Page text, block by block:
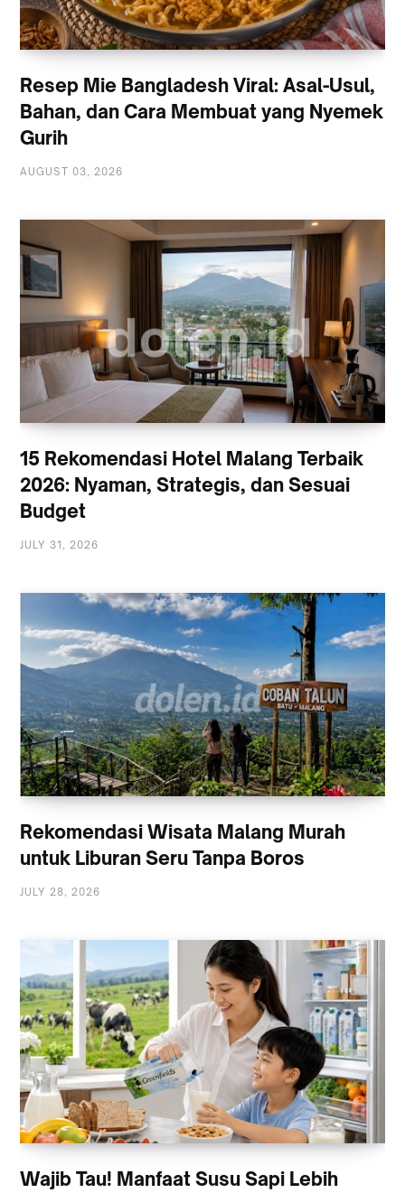
Resep Mie Bangladesh Viral: Asal-Usul,
Bahan, dan Cara Membuat yang Nyemek
Gurih
AUGUST 03, 2026
15 Rekomendasi Hotel Malang Terbaik
2026: Nyaman, Strategis, dan Sesuai
Budget
JULY 31, 2026
Rekomendasi Wisata Malang Murah
untuk Liburan Seru Tanpa Boros
JULY 28, 2026
Wajib Tau! Manfaat Susu Sapi Lebih